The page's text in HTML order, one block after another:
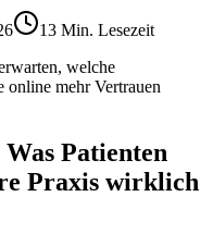
13 Min. Lesezeit
welche
online mehr Vertrauen
Patienten
Praxis wirklich